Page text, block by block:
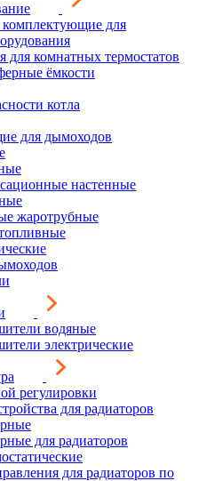
для
для комнатных термостатов
ёмкости
котла
для дымоходов
настенные
жаротрубные
водяные
электрические
регулировки
для радиаторов
для радиаторов
для радиаторов по